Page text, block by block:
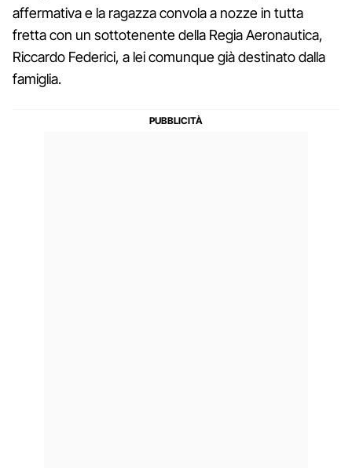
affermativa e la ragazza convola a nozze in tutta
fretta con un sottotenente della Regia Aeronautica,
Riccardo Federici, a lei comunque già destinato dalla
famiglia.